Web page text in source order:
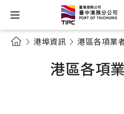
港埠資訊 港區各項業
港區各項